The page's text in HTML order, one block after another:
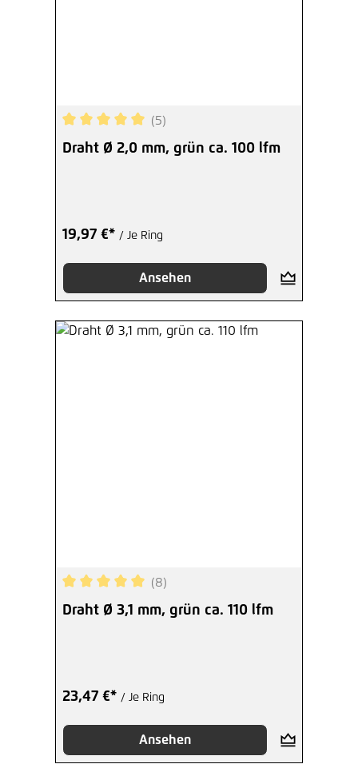
Durchschnittliche Bewertung von 5 von 5
(5)
Draht Ø 2,0 mm, grün ca. 100 lfm
19,97 €* / Je Ring
Ansehen
Durchschnittliche Bewertung von 5 von 5
(8)
Draht Ø 3,1 mm, grün ca. 110 lfm
23,47 €* / Je Ring
Ansehen